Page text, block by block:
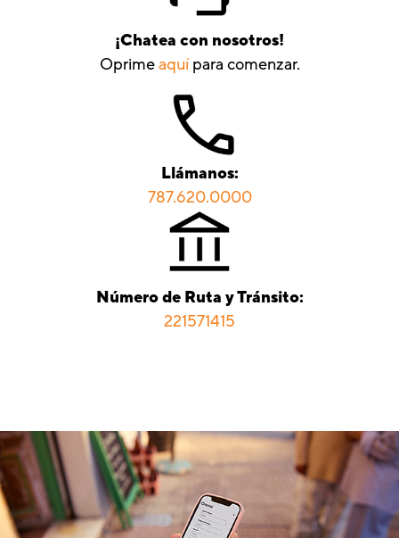
¡Chatea con nosotros!
Oprimeaquípara comenzar.
Llámanos:
787.620.0000
Número de Ruta y Tránsito:
221571415